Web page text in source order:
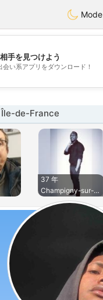
Taimerais
Mode
手を見つけよう
会い系アプリをダウンロード！
Île-de-France
37 年
Champigny-sur-Marn